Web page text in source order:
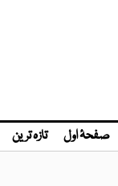
صفحۂ اول تازہ ترین